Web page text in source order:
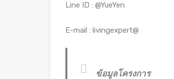
Line ID : @YueYen
E-mail : livingexpert@
ข้อมูลโครงการ